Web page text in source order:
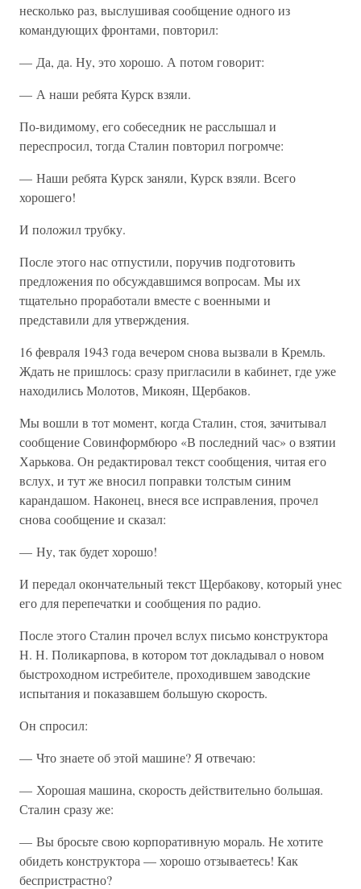
несколько раз, выслушивая сообщение одного из
командующих фронтами, повторил:
— Да, да. Ну, это хорошо. А потом говорит:
— А наши ребята Курск взяли.
По-видимому, его собеседник не расслышал и
переспросил, тогда Сталин повторил погромче:
— Наши ребята Курск заняли, Курск взяли. Всего
хорошего!
И положил трубку.
После этого нас отпустили, поручив подготовить
предложения по обсуждавшимся вопросам. Мы их
тщательно проработали вместе с военными и
представили для утверждения.
16 февраля 1943 года вечером снова вызвали в Кремль.
Ждать не пришлось: сразу пригласили в кабинет, где уже
находились Молотов, Микоян, Щербаков.
Мы вошли в тот момент, когда Сталин, стоя, зачитывал
сообщение Совинформбюро «В последний час» о взятии
Харькова. Он редактировал текст сообщения, читая его
вслух, и тут же вносил поправки толстым синим
карандашом. Наконец, внеся все исправления, прочел
снова сообщение и сказал:
— Ну, так будет хорошо!
И передал окончательный текст Щербакову, который унес
его для перепечатки и сообщения по радио.
После этого Сталин прочел вслух письмо конструктора
Н. Н. Поликарпова, в котором тот докладывал о новом
быстроходном истребителе, проходившем заводские
испытания и показавшем большую скорость.
Он спросил:
— Что знаете об этой машине? Я отвечаю:
— Хорошая машина, скорость действительно большая.
Сталин сразу же:
— Вы бросьте свою корпоративную мораль. Не хотите
обидеть конструктора — хорошо отзываетесь! Как
беспристрастно?